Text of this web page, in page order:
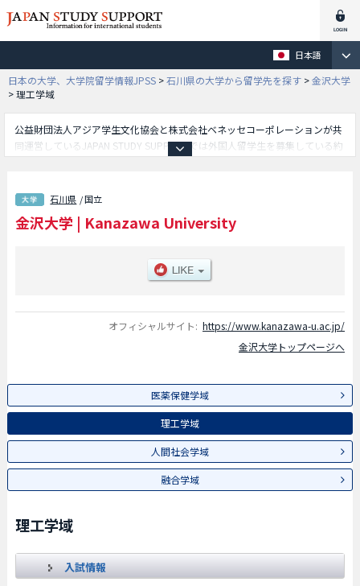
日本語
日本の大学、大学院留学情報JPSS >石川県の大学から留学先を探す >金沢大学
>理工学域
公益財団法人アジア学生文化協会と株式会社ベネッセコーポレーションが共
同運営しているJAPAN STUDY SUPPORTでは外国人留学生を募集している約
理工学域学部や人間社会学域学部や融合学域学部等、学部別情報や、募集定
員や合格者数など入試情報、施設案内、アクセスなど外国人留学生に必要な
情報を掲載しているので是非ご利用ください。
石川県 / 国立
金沢大学 | Kanazawa University
オフィシャルサイト: https://www.kanazawa-u.ac.jp/
金沢大学トップページへ
医薬保健学域
理工学域
人間社会学域
融合学域
理工学域
入試情報